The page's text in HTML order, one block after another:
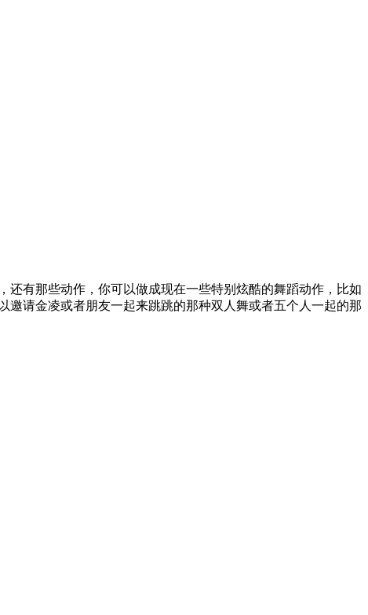
有那些动作，你可以做成现在一些特别炫酷的舞蹈动作，比如
请金凌或者朋友一起来跳跳的那种双人舞或者五个人一起的那